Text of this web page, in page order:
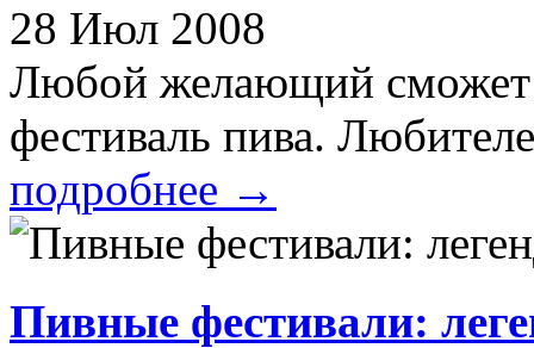
28 Июл 2008
Любой желающий сможет
фестиваль пива.
подробнее →
Пивные фестивали: